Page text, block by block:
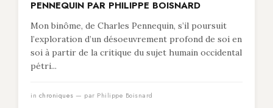
PENNEQUIN PAR PHILIPPE BOISNARD
Mon binôme, de Charles Pennequin, s’il poursuit
l’exploration d’un désoeuvrement profond de soi en
soi à partir de la critique du sujet humain occidental
pétri...
in chroniques — par Philippe Boisnard